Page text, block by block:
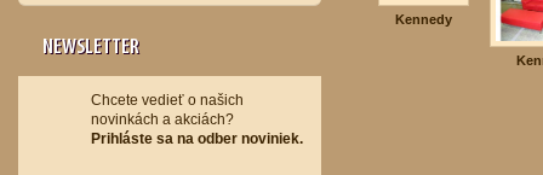
NEWSLETTER
Chcete vedieť o našich
novinkách a akciách?
Prihláste sa na odber noviniek.
Kennedy